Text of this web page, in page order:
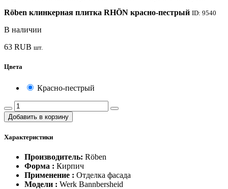
Röben клинкерная плитка RHÖN красно-пестрый ID: 9540
В наличии
63 RUB шт.
Цвета
Красно-пестрый
Добавить в корзину
Характеристики
Производитель: Röben
Форма : Кирпич
Применение : Отделка фасада
Модели : Werk Bannbersheid